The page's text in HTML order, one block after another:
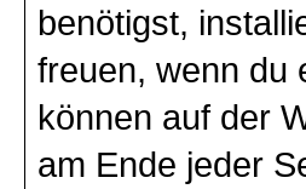
benötigst,
freuen, wenn du
können auf der
am Ende jeder